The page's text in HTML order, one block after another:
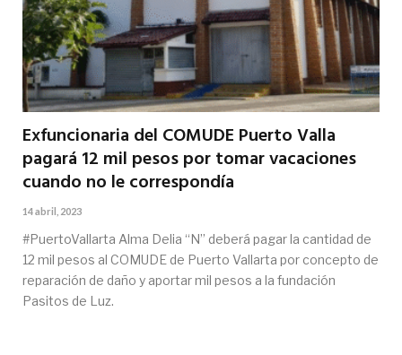
Exfuncionaria del COMUDE Puerto Valla
pagará 12 mil pesos por tomar vacaciones
cuando no le correspondía
14 abril, 2023
#PuertoVallarta Alma Delia “N” deberá pagar la cantidad de
12 mil pesos al COMUDE de Puerto Vallarta por concepto de
reparación de daño y aportar mil pesos a la fundación
Pasitos de Luz.